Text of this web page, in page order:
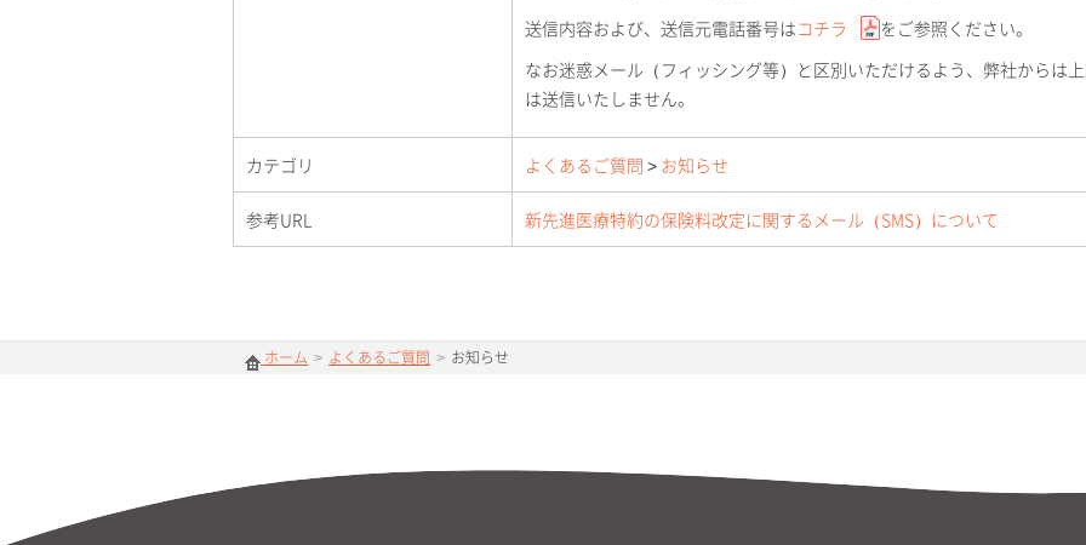
送信内容および、送信元電話番号はコチラ
をご参照ください。
なお迷惑メール（フィッシング等）と区別いただけるよう、弊社からは
は送信いたしません。
カテゴリ よくあるご質問 > お知らせ
参考URL 新先進医療特約の保険料改定に関するメール（SMS）について
ホーム > よくあるご質問 > お知らせ